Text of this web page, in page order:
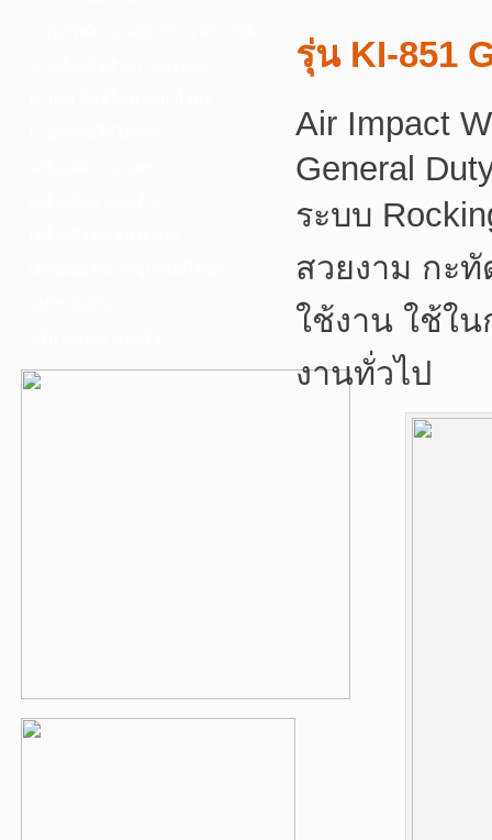
รุ่น KI-851
Air Impact
General
ระบบ
สวยงาม กะ
ใช้งาน ใช้ใ
งานทั่วไป